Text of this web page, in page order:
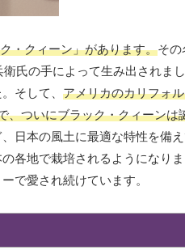
・クィーン」があります。その
氏の手によって生み出されまし
そして、 アメリカのカリフォ
、ついにブラック・クィーンは
日本の風土に最適な特性を備
各地で栽培されるようになり
で愛され続けています。